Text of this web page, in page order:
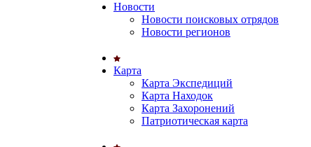
Новости
Новости поисковых отрядов
Новости регионов
Карта
Карта Экспедиций
Карта Находок
Карта Захоронений
Патриотическая карта